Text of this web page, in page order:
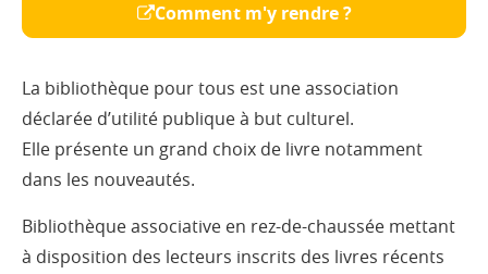
Comment m'y rendre ?
La bibliothèque pour tous est une association
déclarée d’utilité publique à but culturel.
Elle présente un grand choix de livre notamment
dans les nouveautés.
Bibliothèque associative en rez-de-chaussée mettant
à disposition des lecteurs inscrits des livres récents